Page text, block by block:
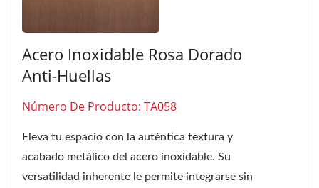
Acero Inoxidable Rosa Dorado
Anti-Huellas
Número De Producto: TA058
Eleva tu espacio con la auténtica textura y
acabado metálico del acero inoxidable. Su
versatilidad inherente le permite integrarse sin